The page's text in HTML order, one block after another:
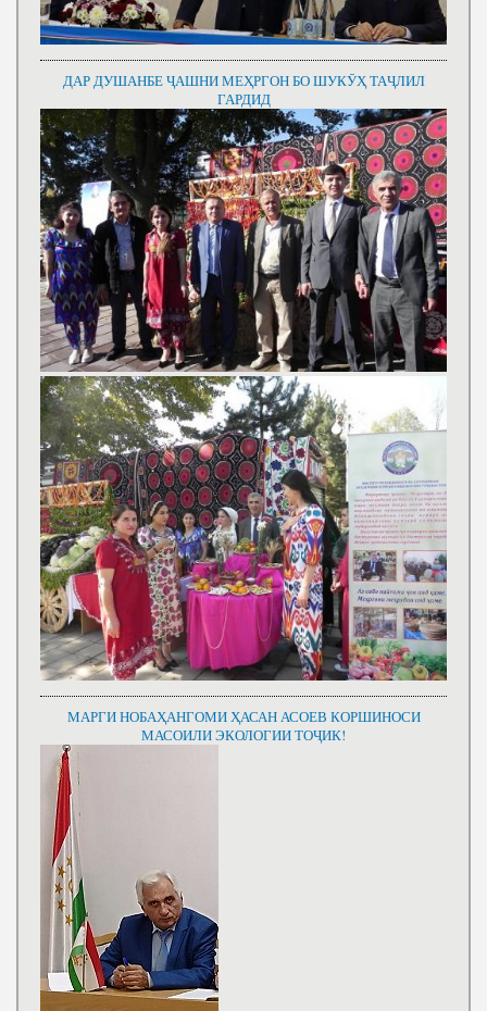
ДАР ДУШАНБЕ ҶАШНИ МЕҲРГОН БО ШУКӮҲ ТАҶЛИЛ
ГАРДИД
МАРГИ НОБАҲАНГОМИ ҲАСАН АСОЕВ КОРШИНОСИ
МАСОИЛИ ЭКОЛОГИИ ТОҶИК!